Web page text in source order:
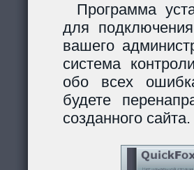
Программа
для
вашего
система
обо всех
будете
созданного сайта.